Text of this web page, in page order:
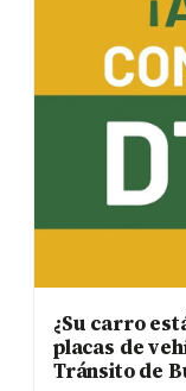
¿Su carro
placas de
Tránsito de